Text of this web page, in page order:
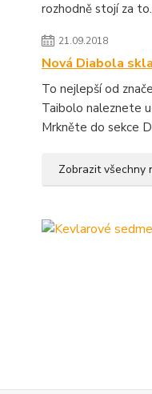
rozhodně stojí za
21.09.2018
Nová Diabola
To nejlepší od
Taibolo naleznete u
Mrkněte do sekce
Zobrazit všechny